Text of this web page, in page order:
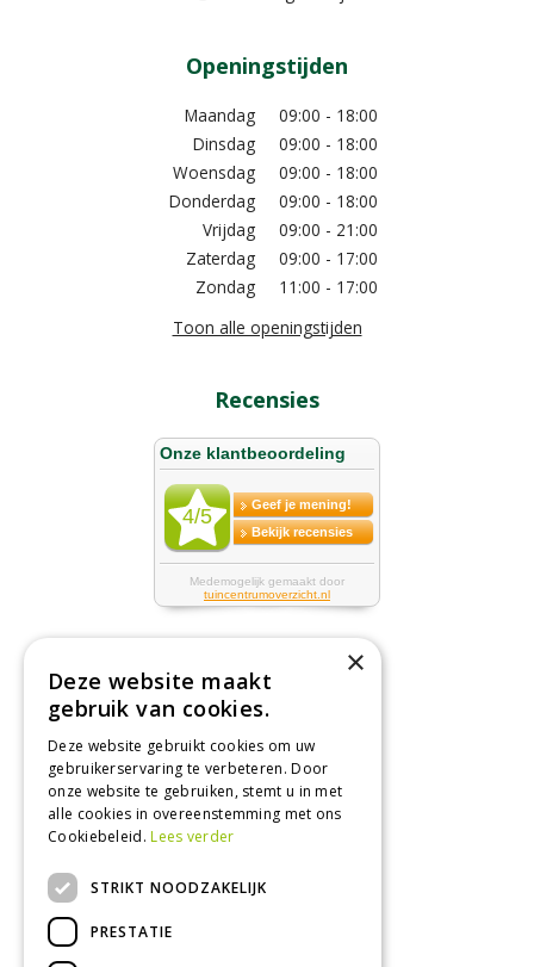
Openingstijden
Maandag
09:00 - 18:00
Dinsdag
09:00 - 18:00
Woensdag
09:00 - 18:00
Donderdag
09:00 - 18:00
Vrijdag
09:00 - 21:00
Zaterdag
09:00 - 17:00
Zondag
11:00 - 17:00
Toon alle openingstijden
Recensies
Tuincentrum
Nieuws
Tuintips
Tuincentrum
Tuinplanten
×
Deze website maakt
gebruik van cookies.
Deze website gebruikt cookies om uw
gebruikerservaring te verbeteren. Door
onze website te gebruiken, stemt u in met
alle cookies in overeenstemming met ons
Cookiebeleid.Lees verder
STRIKT NOODZAKELIJK
PRESTATIE